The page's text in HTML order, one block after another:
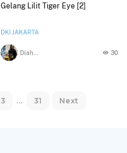
Gelang Lilit Tiger Eye [2]
DKI JAKARTA
30
3 ... 31 Next